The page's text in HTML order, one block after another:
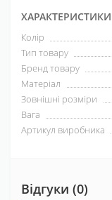
ХАРАКТЕРИСТИКИ
Колір
Тип товару
Бренд товару
Матеріал
Зовнішні розміри
Вага
Артикул виробника
Відгуки (0)